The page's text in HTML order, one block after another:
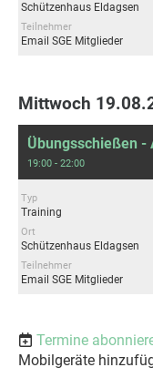
Schützenhaus Eldagsen
Teilnehmer
Email SGE Mitglieder
Mittwoch
Übungsschießen
19:00 - 22:00
Typ
Training
Ort
Schützenhaus Eldagsen
Teilnehmer
Email SGE Mitglieder
Termine
Mobilgeräte